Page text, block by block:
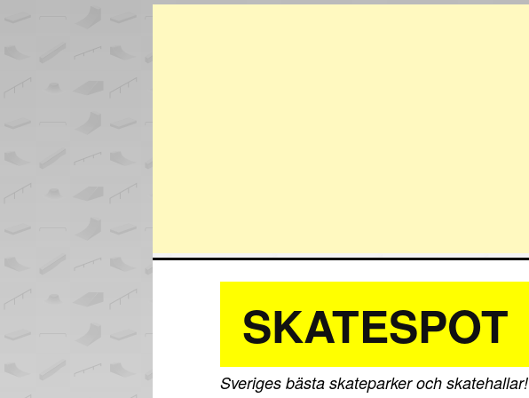
SKATESPOT
Sveriges bästa skateparker och skatehallar!